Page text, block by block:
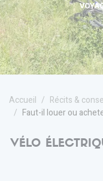
Accueil
Récits &
Faut-il louer ou
VÉLO